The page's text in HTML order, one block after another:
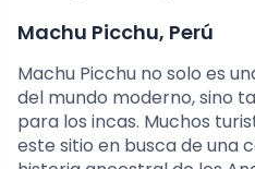
Machu Picchu, Perú
Machu Picchu no solo es
del mundo moderno, sino
para los incas. Muchos
este sitio en busca de una